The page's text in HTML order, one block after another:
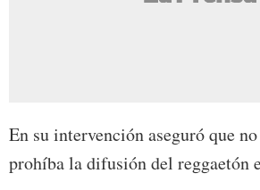
En su intervención aseguró que
prohíba la difusión del reggaetón